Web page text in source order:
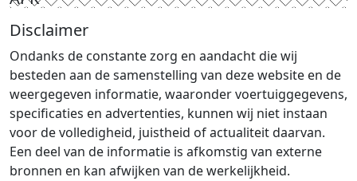
Disclaimer
Ondanks de constante zorg en aandacht die wij
besteden aan de samenstelling van deze website en de
weergegeven informatie, waaronder voertuiggegevens,
specificaties en advertenties, kunnen wij niet instaan
voor de volledigheid, juistheid of actualiteit daarvan.
Een deel van de informatie is afkomstig van externe
bronnen en kan afwijken van de werkelijkheid.